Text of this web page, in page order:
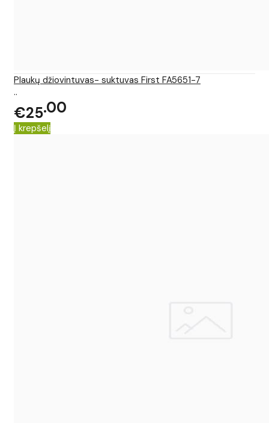
Plaukų džiovintuvas- suktuvas First FA5651-7
..
€2500
Į krepšelį